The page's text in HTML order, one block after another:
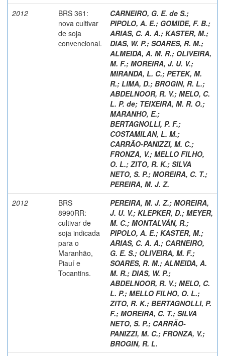
2012
BRS 361:
nova cultivar
de soja
convencional.
CARNEIRO, G. E. de S.;
PIPOLO, A. E.; GOMIDE, F. B.;
ARIAS, C. A. A.; KASTER, M.;
DIAS, W. P.; SOARES, R. M.;
ALMEIDA, A. M. R.; OLIVEIRA,
M. F.; MOREIRA, J. U. V.;
MIRANDA, L. C.; PETEK, M.
R.; LIMA, D.; BROGIN, R. L.;
ABDELNOOR, R. V.; MELO, C.
L. P. de; TEIXEIRA, M. R. O.;
MARANHO, E.;
BERTAGNOLLI, P. F.;
COSTAMILAN, L. M.;
CARRÃO-PANIZZI, M. C.;
FRONZA, V.; MELLO FILHO,
O. L.; ZITO, R. K.; SILVA
NETO, S. P.; MOREIRA, C. T.;
PEREIRA, M. J. Z.
2012
BRS
8990RR:
cultivar de
soja indicada
para o
Maranhão,
Piauí e
Tocantins.
PEREIRA, M. J. Z.; MOREIRA,
J. U. V.; KLEPKER, D.; MEYER,
M. C.; MONTALVÁN, R.;
PIPOLO, A. E.; KASTER, M.;
ARIAS, C. A. A.; CARNEIRO,
G. E. S.; OLIVEIRA, M. F.;
SOARES, R. M.; ALMEIDA, A.
M. R.; DIAS, W. P.;
ABDELNOOR, R. V.; MELO, C.
L. P.; MELLO FILHO, O. L.;
ZITO, R. K.; BERTAGNOLLI, P.
F.; MOREIRA, C. T.; SILVA
NETO, S. P.; CARRÃO-
PANIZZI, M. C.; FRONZA, V.;
BROGIN, R. L.